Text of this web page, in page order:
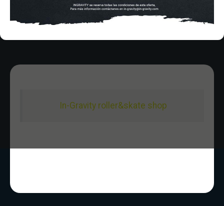
In-Gravity roller&skate shop